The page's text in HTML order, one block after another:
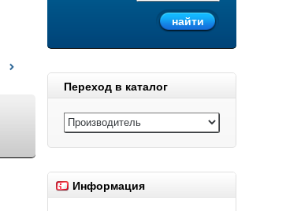
Переход в каталог
Информация